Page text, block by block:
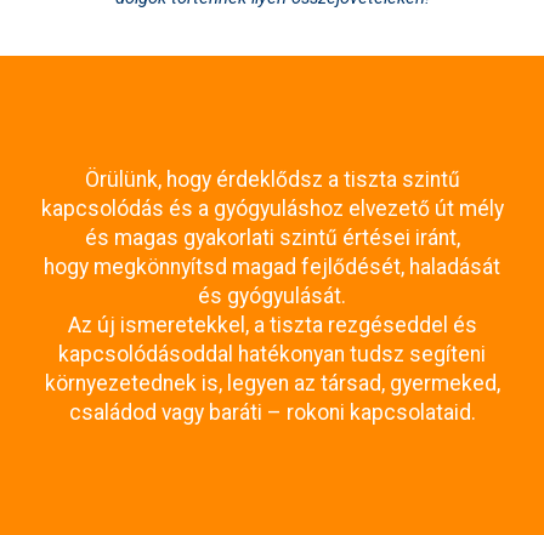
Örülünk, hogy érdeklődsz a tiszta szintű
kapcsolódás és a gyógyuláshoz elvezető út mély
és magas gyakorlati szintű értései iránt,
hogy megkönnyítsd magad fejlődését, haladását
és gyógyulását.
Az új ismeretekkel, a tiszta rezgéseddel és
kapcsolódásoddal hatékonyan tudsz segíteni
környezetednek is, legyen az társad, gyermeked,
családod vagy baráti – rokoni kapcsolataid.